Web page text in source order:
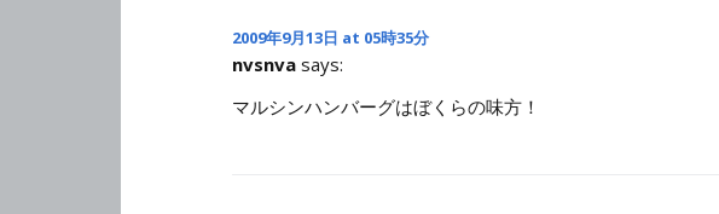
2009年9月13日 at 05時35分
nvsnva says:
マルシンハンバーグはぼくらの味方！